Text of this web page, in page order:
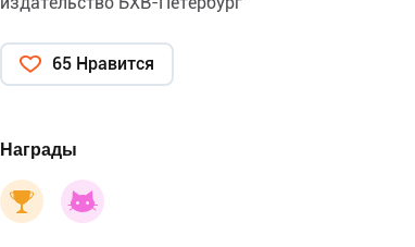
65 Нравится
Награды